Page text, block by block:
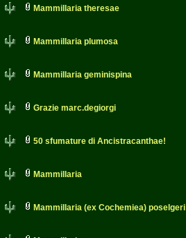
Mammillaria theresae
Mammillaria plumosa
Mammillaria geminispina
Grazie marc.degiorgi
50 sfumature di Ancistracanthae!
Mammillaria
Mammillaria (ex Cochemiea) poselgeri